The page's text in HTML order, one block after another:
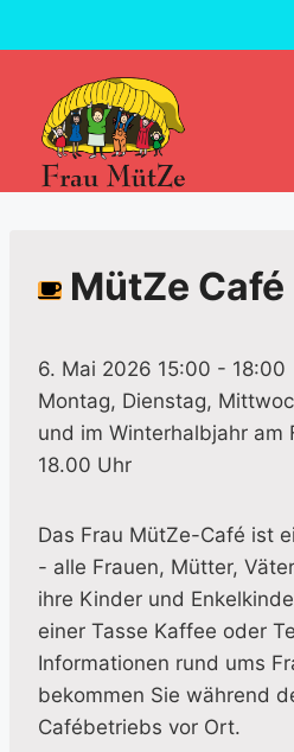
Inhalt
MütZe Café
6. Mai 2026 15:00 - 18:00
Montag, Dienstag,
und im Winterhalbjahr am
18.00 Uhr
Das Frau MütZe-Café ist
- alle Frauen, Mütter,
ihre Kinder und
einer Tasse Kaffee oder
Informationen rund ums
bekommen Sie während
Cafébetriebs vor Ort.